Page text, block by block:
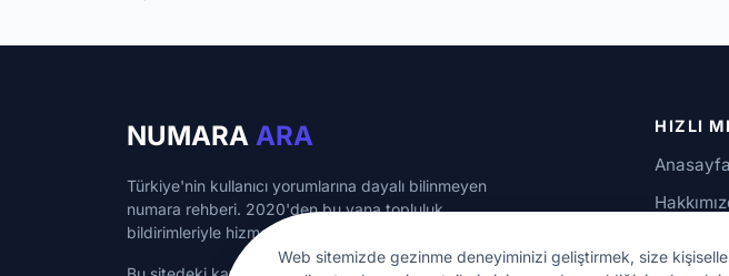
Web sitemizde gezinme deneyiminizi geliştirmek, size
NUMARA ARA
Türkiye'nin kullanıcı yorumlarına dayalı bilinmeyen
numara rehberi. 2020'den bu yana topluluk
bildirimleriyle hizmet veriyoruz.
HIZLI
Anasayfa